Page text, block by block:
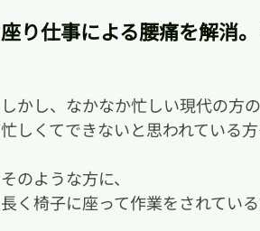
座り仕事による腰痛を解消
しかし、なかなか忙しい現代の方
忙しくてできないと思われている
そのような方に、
長く椅子に座って作業をされてい